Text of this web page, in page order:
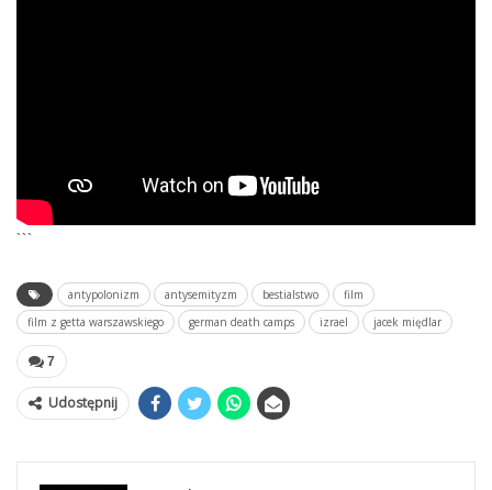
```
antypolonizm antysemityzm bestialstwo
film
film z getta warszawskiego
german death camps izrael jacek międlar
7
Udostępnij